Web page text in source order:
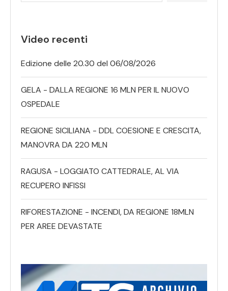
Video recenti
Edizione delle 20.30 del 06/08/2026
GELA - DALLA REGIONE 16 MLN PER IL NUOVO
OSPEDALE
REGIONE SICILIANA - DDL COESIONE E CRESCITA,
MANOVRA DA 220 MLN
RAGUSA - LOGGIATO CATTEDRALE, AL VIA
RECUPERO INFISSI
RIFORESTAZIONE - INCENDI, DA REGIONE 18MLN
PER AREE DEVASTATE